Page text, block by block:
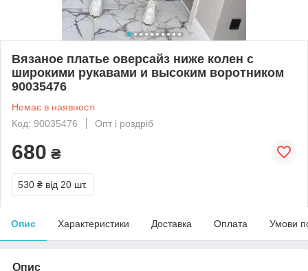
Вязаное платье оверсайз ниже колен с
широкими рукавами и высоким воротником
90035476
Немає в наявності
Код: 90035476
Опт і роздріб
680 ₴
530 ₴ від 20 шт.
Опис Характеристики Доставка Оплата Умови
Опис